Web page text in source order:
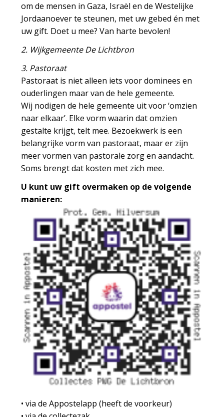
om de mensen in Gaza, Israël en de Westelijke
Jordaanoever te steunen, met uw gebed én met
uw gift. Doet u mee? Van harte bevolen!
2. Wijkgemeente De Lichtbron
3. Pastoraat
Pastoraat is niet alleen iets voor dominees en
ouderlingen maar van de hele gemeente.
Wij nodigen de hele gemeente uit voor ‘omzien
naar elkaar’. Elke vorm waarin dat omzien
gestalte krijgt, telt mee. Bezoekwerk is een
belangrijke vorm van pastoraat, maar er zijn
meer vormen van pastorale zorg en aandacht.
Soms brengt dat kosten met zich mee.
U kunt uw gift overmaken op de volgende
manieren:
• via de Appostelapp (heeft de voorkeur)